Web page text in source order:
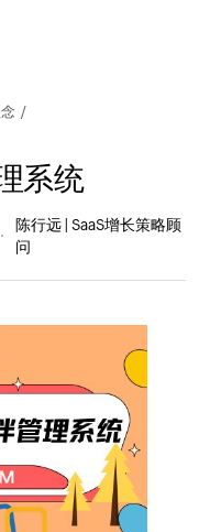
/
系统
陈行远 | SaaS增长策略顾
问